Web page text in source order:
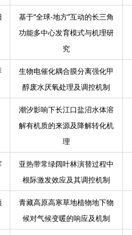
基于“全球-地方”互动的长三角
功能多中心发育模式与机理研
究
生物电催化耦合膜分离强化甲
醇废水厌氧处理及调控机制
潮汐影响下长江口盐沼水体溶
解有机质的来源及降解转化机
理
亚热带常绿阔叶林演替过程中
根际激发效应及其调控机制
青藏高原高寒草地植物地下物
候对气候变暖的响应及机制